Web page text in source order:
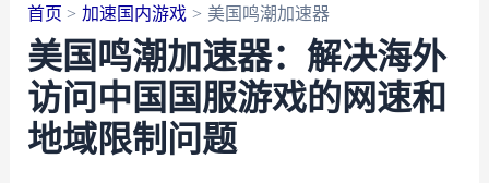
首页 加速国内游戏 美国鸣潮加速器
美国鸣潮加速器：解决海外
访问中国国服游戏的网速和
地域限制问题